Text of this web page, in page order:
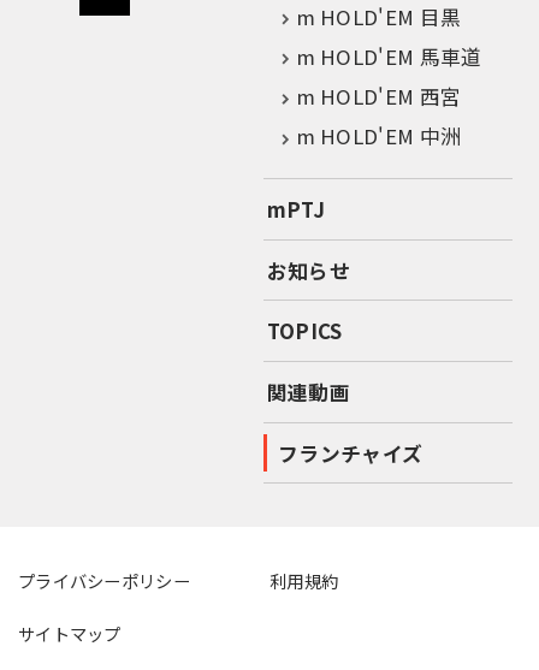
m HOLD'EM 目黒
m HOLD'EM 馬車道
m HOLD'EM 西宮
m HOLD'EM 中洲
mPTJ
お知らせ
TOPICS
関連動画
フランチャイズ
プライバシーポリシー 利用規約
サイトマップ